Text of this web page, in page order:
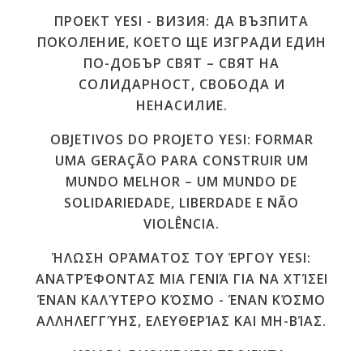
ПРОЕКТ YESI - ВИЗИЯ: ДА ВЪЗПИТА
ПОКОЛЕНИЕ, КОЕТО ЩЕ ИЗГРАДИ ЕДИН
ПО-ДОБЪР СВЯТ – СВЯТ НА
СОЛИДАРНОСТ, СВОБОДА И
НЕНАСИЛИЕ.
OBJETIVOS DO PROJETO YESI: FORMAR
UMA GERAÇÃO PARA CONSTRUIR UM
MUNDO MELHOR – UM MUNDO DE
SOLIDARIEDADE, LIBERDADE E NÃO
VIOLÊNCIA.
ΉΛΩΣΗ ΟΡΆΜΑΤΟΣ ΤΟΥ ΈΡΓΟΥ YESI:
ΑΝΑΤΡΈΦΟΝΤΑΣ ΜΙΑ ΓΕΝΙΆ ΓΙΑ ΝΑ ΧΤΊΣΕΙ
ΈΝΑΝ ΚΑΛΎΤΕΡΟ ΚΌΣΜΟ - ΈΝΑΝ ΚΌΣΜΟ
ΑΛΛΗΛΕΓΓΎΗΣ, ΕΛΕΥΘΕΡΊΑΣ ΚΑΙ ΜΗ-ΒΊΑΣ.